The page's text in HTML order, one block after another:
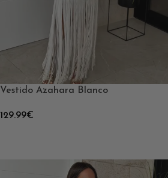
Vestido Azahara Blanco
129.99€